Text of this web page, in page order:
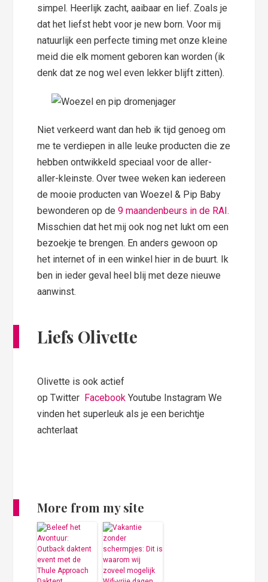
simpel. Heerlijk zacht, aaibaar en lief. Zoals je
dat het liefst hebt voor je new born. Voor mij
natuurlijk een perfecte timing met onze kleine
meid die elk moment geboren kan worden (ik
denk dat ze nog wel even lekker blijft zitten).
Niet verkeerd want dan heb ik tijd genoeg om
me te verdiepen in alle leuke producten die ze
hebben ontwikkeld speciaal voor de aller-
aller-kleinste. Over twee weken kan iedereen
de mooie producten van Woezel & Pip Baby
bewonderen op de9 maandenbeurs in de RAI.
Misschien dat het mij ook nog net lukt om een
bezoekje te brengen. En anders gewoon op
het internet of in een winkel hier in de buurt. Ik
ben in ieder geval heel blij met deze nieuwe
aanwinst.
Liefs Olivette
Olivette is ook actief
op Twitter Facebook Youtube Instagram We
vinden het superleuk als je een berichtje
achterlaat
More from my site